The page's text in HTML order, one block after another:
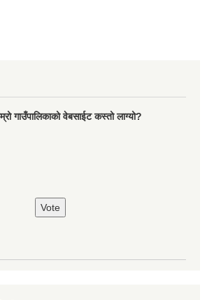
गाउँपालिकाको वेबसाईट कस्तो लाग्यो?